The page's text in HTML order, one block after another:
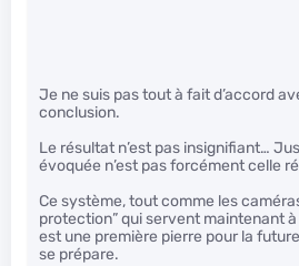
Je ne suis pas tout à fait d’accord
conclusion.
Le résultat n’est pas insignifiant…
évoquée n’est pas forcément celle
Ce système, tout comme les
protection” qui servent maintenant
est une première pierre pour la
se prépare.